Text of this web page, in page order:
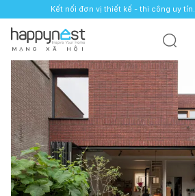
Kết nối đơn vị thiết kế - thi công uy tín.
M Ạ N G X Ã H Ộ I